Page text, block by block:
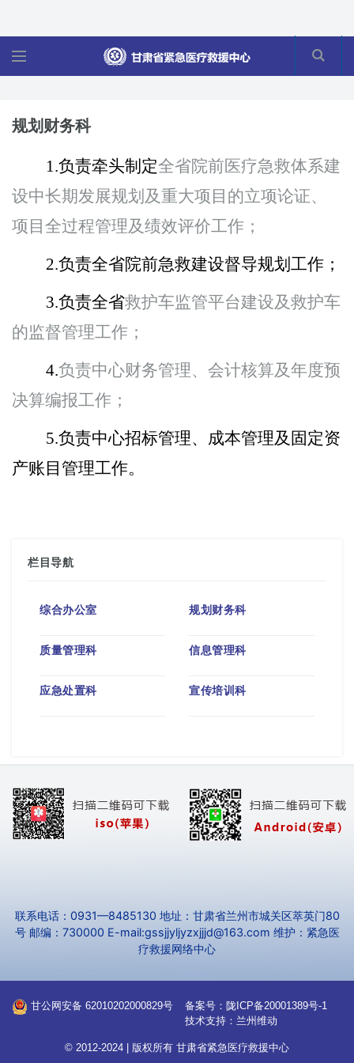
规划财务科
1.负责牵头制定全省院前医疗急救体系建
设中长期发展规划及重大项目的立项论证、
项目全过程管理及绩效评价工作；
2.负责全省院前急救建设督导规划工作；
3.负责全省救护车监管平台建设及救护车
的监督管理工作；
4.负责中心财务管理、会计核算及年度预
决算编报工作；
5.负责中心招标管理、成本管理及固定资
产账目管理工作。
栏目导航
综合办公室 规划财务科
质量管理科 信息管理科
应急处置科 宣传培训科
联系电话：0931—8485130 地址：甘肃省兰州市城关区萃英门80
号 邮编：730000 E-mail:gssjjyljyzxjjjd@163.com 维护：紧急医
疗救援网络中心
甘公网安备 62010202000829号 备案号： 陇ICP备20001389号-1
技术支持： 兰州维动
© 2012-2024 | 版权所有 甘肃省紧急医疗救援中心